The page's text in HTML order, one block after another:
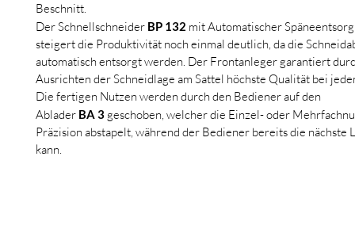
Beschnitt.
Der Schnellschneider BP 132 mit Automatischer
steigert die Produktivität noch einmal deutlich, da die
automatisch entsorgt werden. Der Frontanleger garantiert
Ausrichten der Schneidlage am Sattel höchste Qualität bei
Die fertigen Nutzen werden durch den Bediener auf den
Ablader BA 3 geschoben, welcher die Einzel- oder
Präzision abstapelt, während der Bediener bereits die nächste
kann.